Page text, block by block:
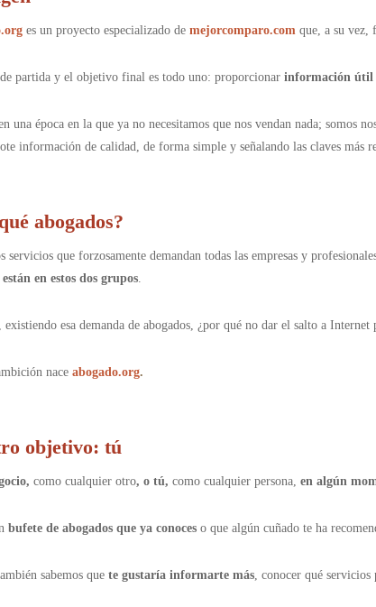
es un proyecto especializado demejorcomparo.comque, a su vez,
partida y el objetivo final es todo uno: proporcionarinformación útil
una época en la que ya no necesitamos que nos vendan nada; somos
información de calidad, de forma simple y señalando las claves más
abogados?
servicios que forzosamente demandan todas las empresas y
están en estos dos grupos.
existiendo esa demanda de abogados, ¿por qué no dar el salto a
naceabogado.org.
objetivo: tú
como cualquier otro, o tú,como cualquier persona, en algún
bufete de abogados que ya conoces o que algún cuñado te ha
sabemos quete gustaría informarte más, conocer qué